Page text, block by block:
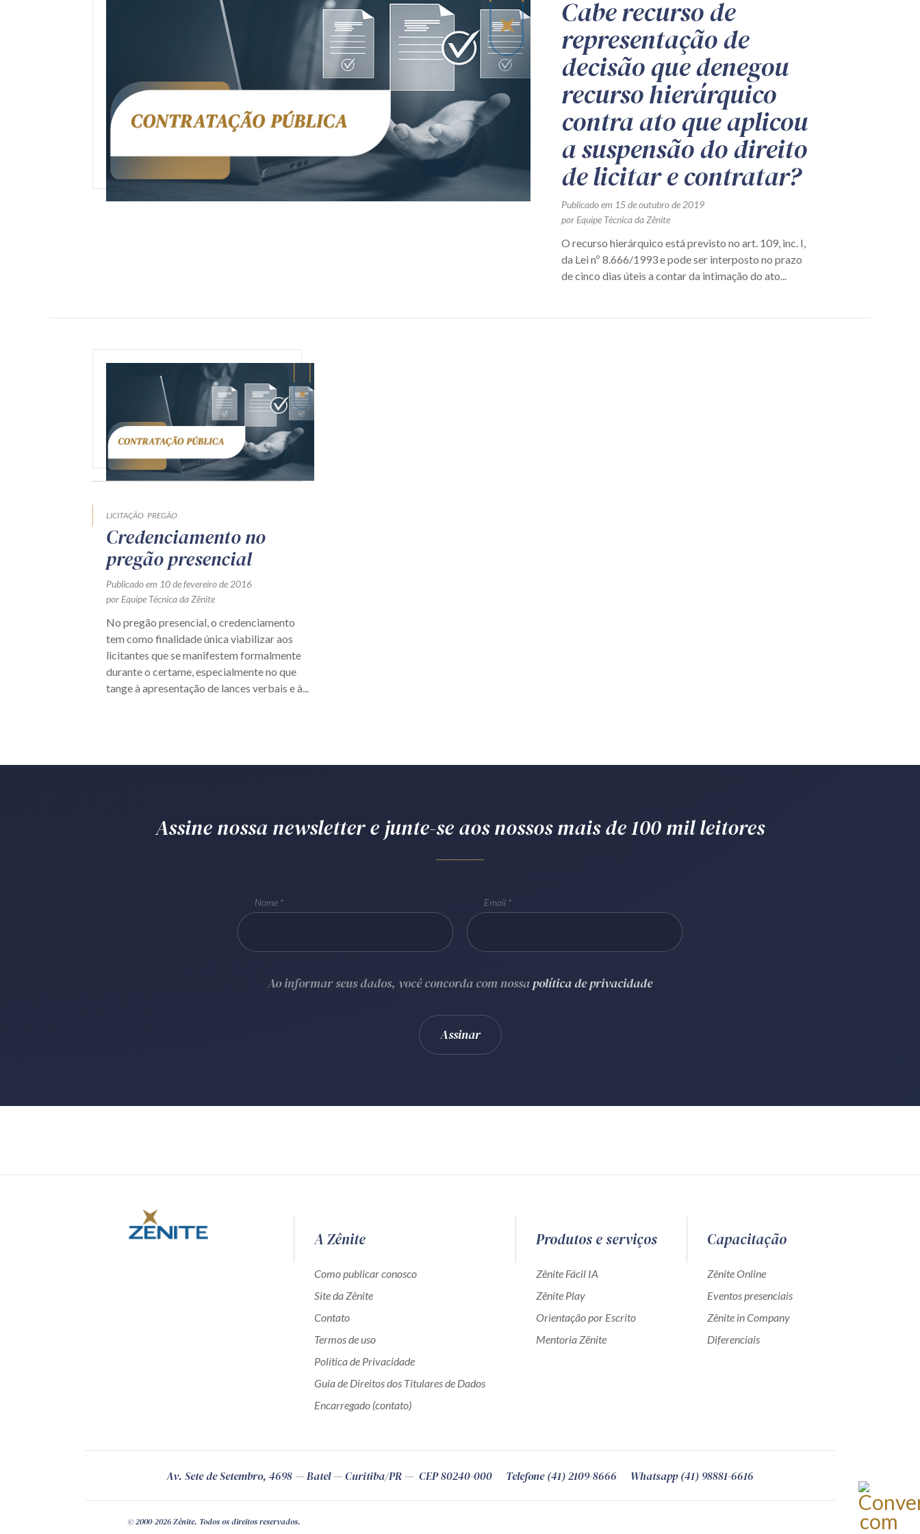
Cabe recurso de
representação de
decisão que denegou
recurso hierárquico
contra ato que aplicou
a suspensão do direito
de licitar e contratar?
Publicado em 15 de outubro de 2019
por Equipe Técnica da Zênite
O recurso hierárquico está previsto no art. 109, inc. I,
da Lei nº 8.666/1993 e pode ser interposto no prazo
de cinco dias úteis a contar da intimação do ato...
LICITAÇÃO PREGÃO
Credenciamento no
pregão presencial
Publicado em 10 de fevereiro de 2016
por Equipe Técnica da Zênite
No pregão presencial, o credenciamento
tem como finalidade única viabilizar aos
licitantes que se manifestem formalmente
durante o certame, especialmente no que
tange à apresentação de lances verbais e à...
Assine nossa newsletter e junte-se aos nossos mais de 100 mil leitores
Nome Email
Ao informar seus dados, você concorda com nossapolítica de privacidade
A Zênite
Como publicar conosco
Site da Zênite
Contato
Termos de uso
Política de Privacidade
Guia de Direitos dos Titulares de Dados
Encarregado (contato)
Produtos e serviços
Zênite Fácil IA
Zênite Play
Orientação por Escrito
Mentoria Zênite
Capacitação
Zênite Online
Eventos presenciais
Zênite in Company
Diferenciais
Av. Sete de Setembro, 4698 Batel Curitiba/PR CEP80240-000 Telefone (41) 2109-8666 Whatsapp (41) 98881-6616
© 2000-2026 Zênite. Todos os direitos reservados.